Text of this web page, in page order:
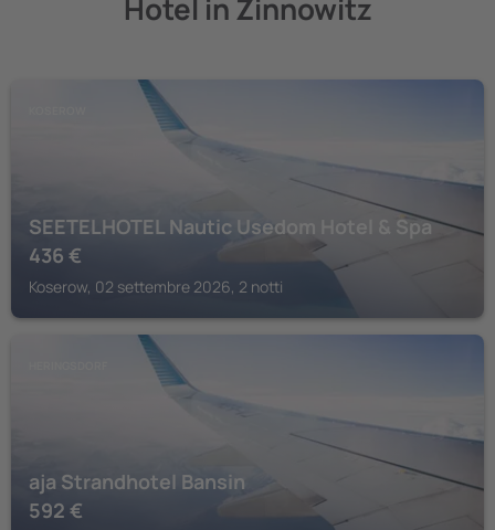
Hotel in Zinnowitz
SEETELHOTEL Nautic Usedom Hotel & Spa
436 €
Koserow, 02 settembre 2026, 2 notti
aja Strandhotel Bansin
592 €